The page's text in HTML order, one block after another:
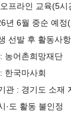
라인 교육(5시
월 중순 예정(
발 후 활동사항
촌희망재단
국마사회
: 경기도 소재
활동 불인정